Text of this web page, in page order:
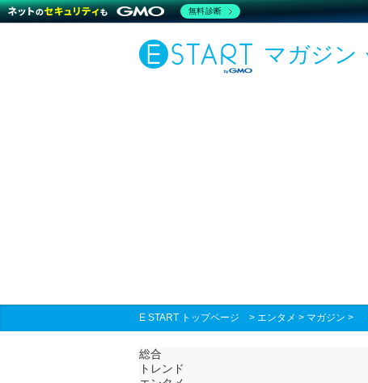
マガジン
E START トップページ > エンタメ > マガジン >
総合
トレンド
無料診断